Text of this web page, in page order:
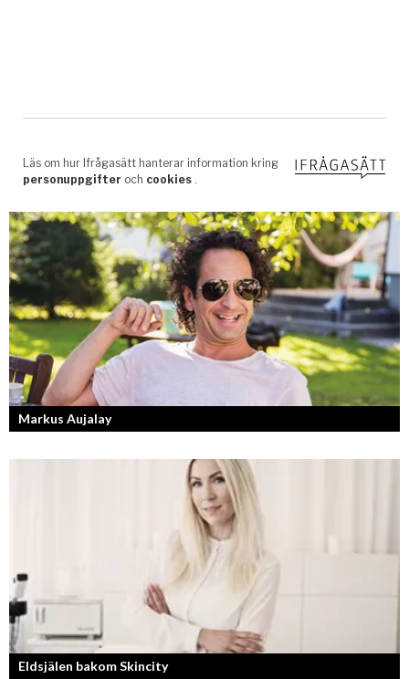
Markus Aujalay
Sveriges tuffaste matjury är epitetet på juryn i Sveriges Mästerkock.
Markus Aujalay är domaren som ger mästerkockarna mardrömmar.
Eldsjälen bakom Skincity